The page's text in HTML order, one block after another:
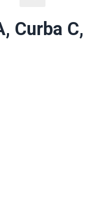
Curba